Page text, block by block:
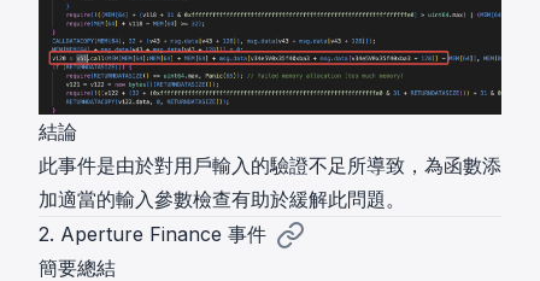
結論
此事件是由於對用戶輸入的驗證不足所導致，為函數添
加適當的輸入參數檢查有助於緩解此問題。
2. Aperture Finance 事件
簡要總結